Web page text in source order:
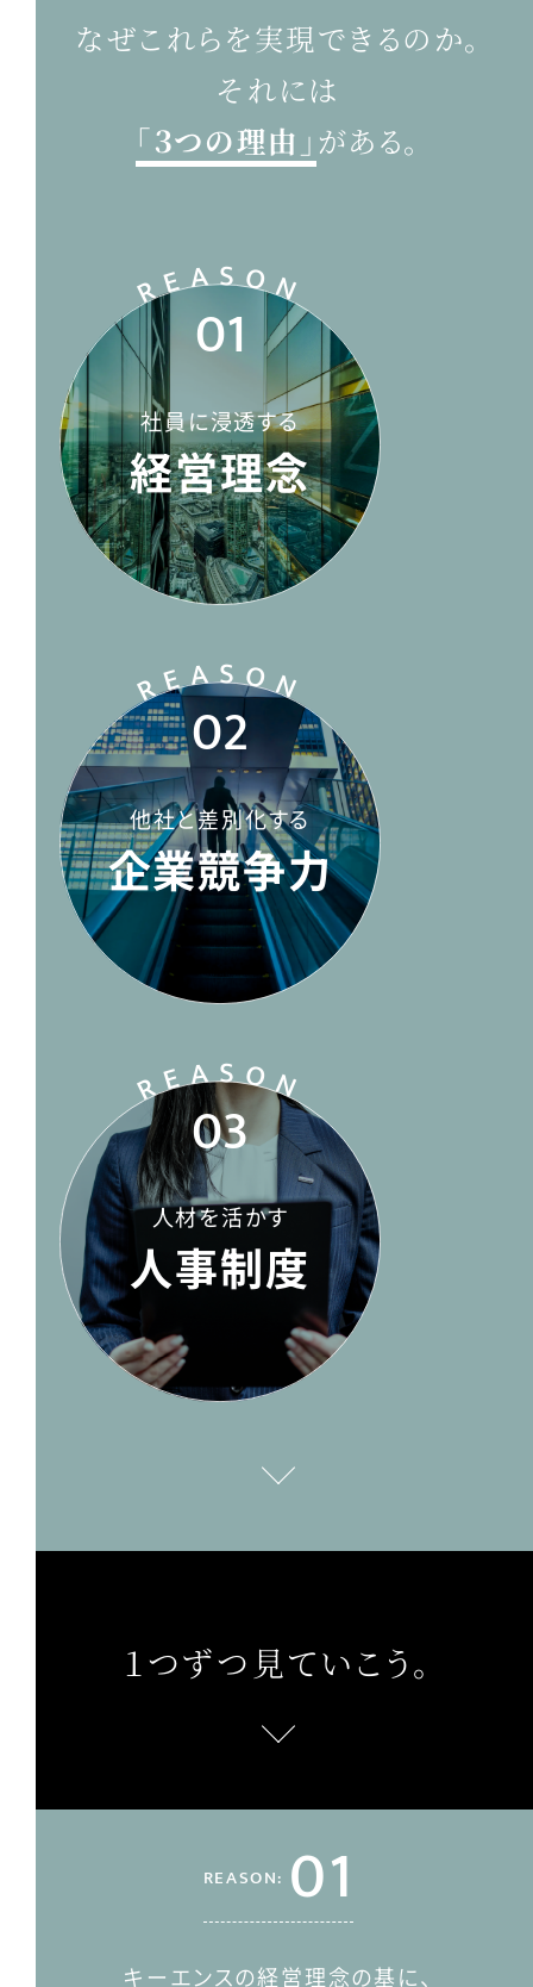
なぜこれらを実現できるのか。
それには
「３つの理由」 がある。
REAS
ON
01
社員に浸透する
経営理念
REASO
N
02
他社と差別化する
企業競争力
REASO
N
03
人材を活かす
人事制度
１つずつ見ていこう。
REASON: 01
キーエンスの経営理念の基に、